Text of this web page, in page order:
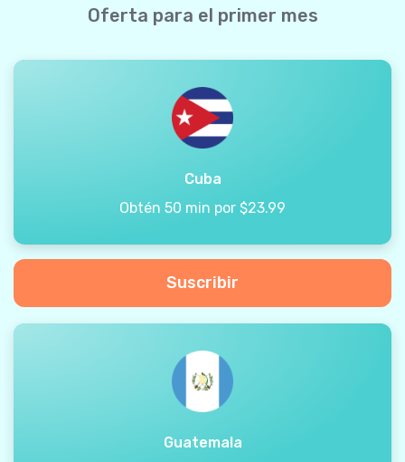
Oferta para el primer mes
Cuba
Obtén 50 min por $23.99
Suscribir
Guatemala